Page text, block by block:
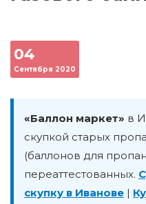
04
Сентября 2020
«Баллон маркет» в
скупкой старых
(баллонов для
переаттестованных.
скупку в Иванове |